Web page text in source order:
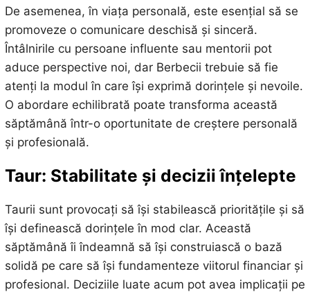
De asemenea, în viața personală, este esențial să se
promoveze o comunicare deschisă și sinceră.
Întâlnirile cu persoane influente sau mentorii pot
aduce perspective noi, dar Berbecii trebuie să fie
atenți la modul în care își exprimă dorințele și nevoile.
O abordare echilibrată poate transforma această
săptămână într-o oportunitate de creștere personală
și profesională.
Taur: Stabilitate și decizii înțelepte
Taurii sunt provocați să își stabilească prioritățile și să
își definească dorințele în mod clar. Această
săptămână îi îndeamnă să își construiască o bază
solidă pe care să își fundamenteze viitorul financiar și
profesional. Deciziile luate acum pot avea implicații pe